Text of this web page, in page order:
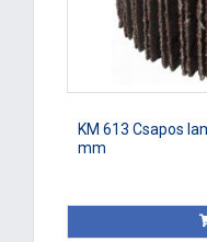
KM 613 Csapos
mm